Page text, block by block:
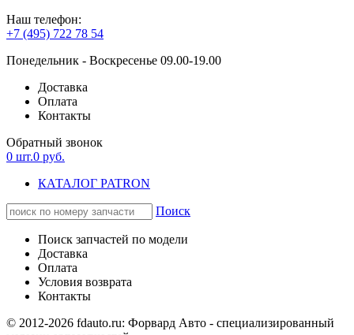
Наш телефон:
+7 (495) 722 78 54
Понедельник - Воскресенье 09.00-19.00
Доставка
Оплата
Контакты
Обратный звонок
0 шт.0 руб.
КАТАЛОГ PATRON
Поиск
Поиск запчастей по модели
Доставка
Оплата
Условия возврата
Контакты
© 2012-2026 fdauto.ru: Форвард Авто - специализированный